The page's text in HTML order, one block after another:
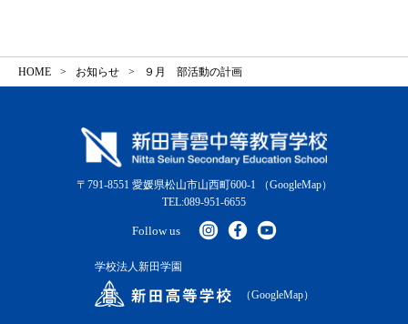
HOME お知らせ ９月 部活動の計画
〒791-8551 愛媛県松山市山西町600-1
（GoogleMap）
TEL:089-951-6655
Follow us
学校法人新田学園
（GoogleMap）